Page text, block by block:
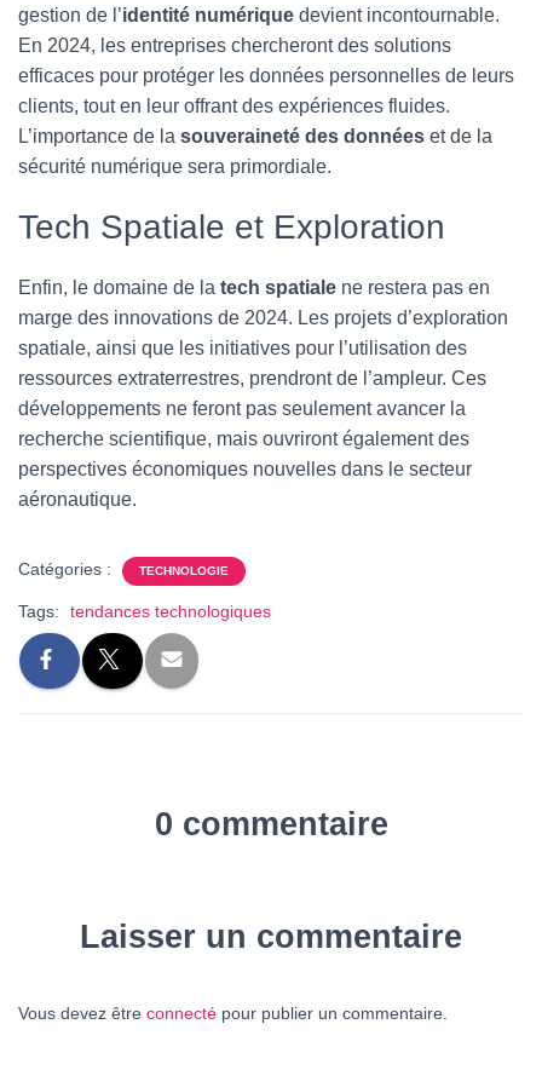
gestion de l’identité numérique devient incontournable.
En 2024, les entreprises chercheront des solutions
efficaces pour protéger les données personnelles de leurs
clients, tout en leur offrant des expériences fluides.
L’importance de la souveraineté des données et de la
sécurité numérique sera primordiale.
Tech Spatiale et Exploration
Enfin, le domaine de la tech spatiale ne restera pas en
marge des innovations de 2024. Les projets d’exploration
spatiale, ainsi que les initiatives pour l’utilisation des
ressources extraterrestres, prendront de l’ampleur. Ces
développements ne feront pas seulement avancer la
recherche scientifique, mais ouvriront également des
perspectives économiques nouvelles dans le secteur
aéronautique.
Catégories : TECHNOLOGIE
Tags: tendances technologiques
0 commentaire
Laisser un commentaire
Vous devez être connecté pour publier un commentaire.